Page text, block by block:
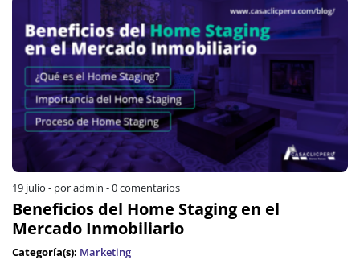
19 julio - por admin -0 comentarios
Beneficios del Home Staging en el
Mercado Inmobiliario
Categoría(s): Marketing